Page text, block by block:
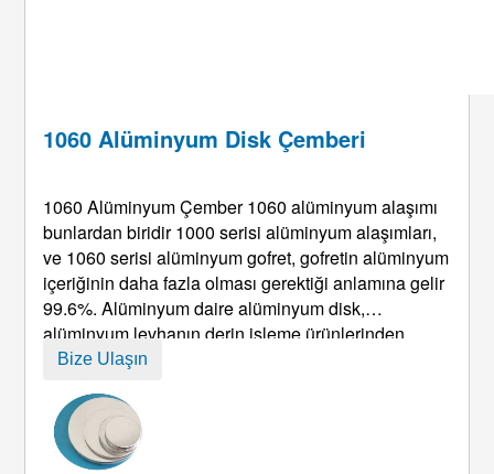
1060 Alüminyum Disk Çemberi
1060 Alüminyum Çember 1060 alüminyum alaşımı
bunlardan biridir 1000 serisi alüminyum alaşımları,
ve 1060 serisi alüminyum gofret, gofretin alüminyum
içeriğinin daha fazla olması gerektiği anlamına gelir
99.6%. Alüminyum daire alüminyum disk,
alüminyum levhanın derin işleme ürünlerinden
biridir&plaka. Alüminyum Çembere alüminyum disk
yuvarlak tabak, alüminyum disk, ve alüminyum ...
Bize Ulaşın